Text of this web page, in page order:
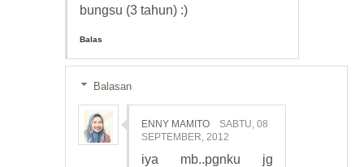
bungsu (3 tahun) :)
Balas
Balasan
ENNY MAMITO
SABTU, 08
SEPTEMBER, 2012
iya mb..pgnku jg